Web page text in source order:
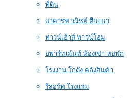
ที่ดิน
อาคารพาณิชย์ ตึกแถว
ทาวน์เฮ้าส์ ทาวน์โฮม
อพาร์ทเม้นท์ ห้องเช่า หอพัก
โรงงาน โกดัง คลังสินค้า
รีสอร์ท โรงแรม